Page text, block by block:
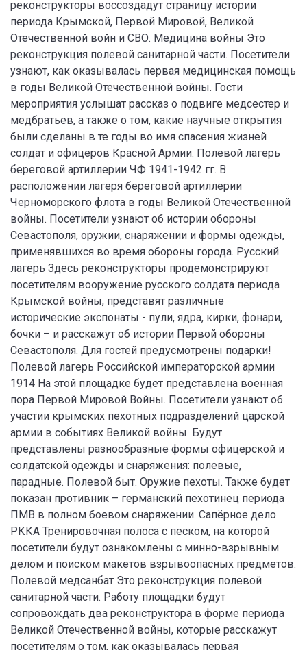
реконструкторы воссоздадут страницу истории
периода Крымской, Первой Мировой, Великой
Отечественной войн и СВО. Медицина войны Это
реконструкция полевой санитарной части. Посетители
узнают, как оказывалась первая медицинская помощь
в годы Великой Отечественной войны. Гости
мероприятия услышат рассказ о подвиге медсестер и
медбратьев, а также о том, какие научные открытия
были сделаны в те годы во имя спасения жизней
солдат и офицеров Красной Армии. Полевой лагерь
береговой артиллерии ЧФ 1941-1942 гг. В
расположении лагеря береговой артиллерии
Черноморского флота в годы Великой Отечественной
войны. Посетители узнают об истории обороны
Севастополя, оружии, снаряжении и формы одежды,
применявшихся во время обороны города. Русский
лагерь Здесь реконструкторы продемонстрируют
посетителям вооружение русского солдата периода
Крымской войны, представят различные
исторические экспонаты - пули, ядра, кирки, фонари,
бочки – и расскажут об истории Первой обороны
Севастополя. Для гостей предусмотрены подарки!
Полевой лагерь Российской императорской армии
1914 На этой площадке будет представлена военная
пора Первой Мировой Войны. Посетители узнают об
участии крымских пехотных подразделений царской
армии в событиях Великой войны. Будут
представлены разнообразные формы офицерской и
солдатской одежды и снаряжения: полевые,
парадные. Полевой быт. Оружие пехоты. Также будет
показан противник – германский пехотинец периода
ПМВ в полном боевом снаряжении. Сапёрное дело
РККА Тренировочная полоса с песком, на которой
посетители будут ознакомлены с минно-взрывным
делом и поиском макетов взрывоопасных предметов.
Полевой медсанбат Это реконструкция полевой
санитарной части. Работу площадки будут
сопровождать два реконструктора в форме периода
Великой Отечественной войны, которые расскажут
посетителям о том, как оказывалась первая